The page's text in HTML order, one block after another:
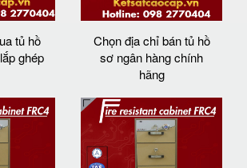
tủ hồ
ghép
Chọn địa chỉ bán tủ hồ
sơ ngân hàng chính
hãng